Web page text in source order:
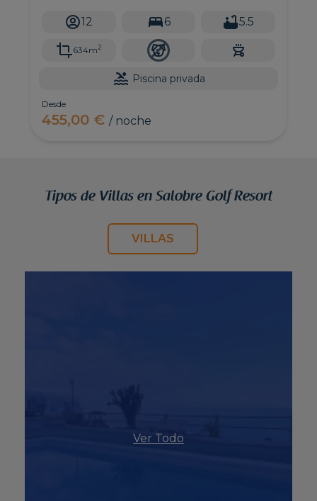
dimensiones.
12 6 5.5
634m2
Piscina privada
Desde
455,00 €/ noche
Tipos de Villas en Salobre Golf Resort
VILLAS
Ver Todo